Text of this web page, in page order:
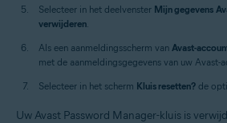
Selecteer in het deelvenster Mijn gegevens
verwijderen.
Als een aanmeldingsscherm van Avast-
met de aanmeldingsgegevens van uw Avast-
Selecteer in het scherm Kluis resetten? de
Uw Avast Password Manager-kluis is